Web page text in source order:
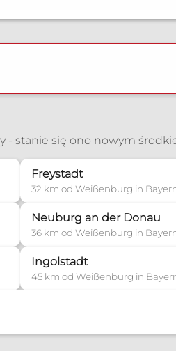
- stanie się ono nowym
Freystadt
32 km od Weißenburg in
Neuburg an der Donau
36 km od Weißenburg in
Ingolstadt
45 km od Weißenburg in